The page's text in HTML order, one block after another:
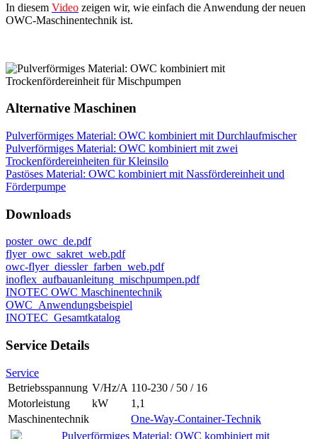
In diesem Video zeigen wir, wie einfach die Anwendung der neuen
OWC-Maschinentechnik ist.
Alternative Maschinen
Pulverförmiges Material: OWC kombiniert mit Durchlaufmischer
Pulverförmiges Material: OWC kombiniert mit zwei
Trockenfördereinheiten für Kleinsilo
Pastöses Material: OWC kombiniert mit Nassfördereinheit und
Förderpumpe
Downloads
poster_owc_de.pdf
flyer_owc_sakret_web.pdf
owc-flyer_diessler_farben_web.pdf
inoflex_aufbauanleitung_mischpumpen.pdf
INOTEC OWC Maschinentechnik
OWC_Anwendungsbeispiel
INOTEC_Gesamtkatalog
Service Details
Service
Betriebsspannung V/Hz/A 110-230 / 50 / 16
Motorleistung
kW
1,1
Maschinentechnik
One-Way-Container-Technik